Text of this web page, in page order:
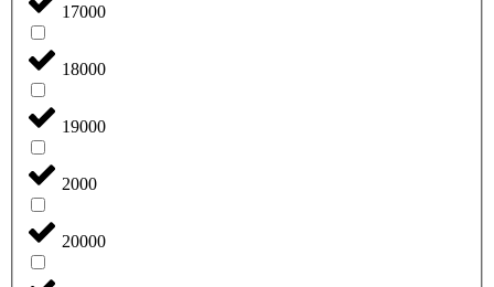
17000
18000
19000
2000
20000